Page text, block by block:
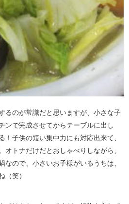
るのが常識だと思いますが、小さな子
ンで完成させてからテーブルに出し
！子供の短い集中力にも対応出来て、
トナだけだとおしゃべりしながら、
なので、小さいお子様がいるうちは、
笑）